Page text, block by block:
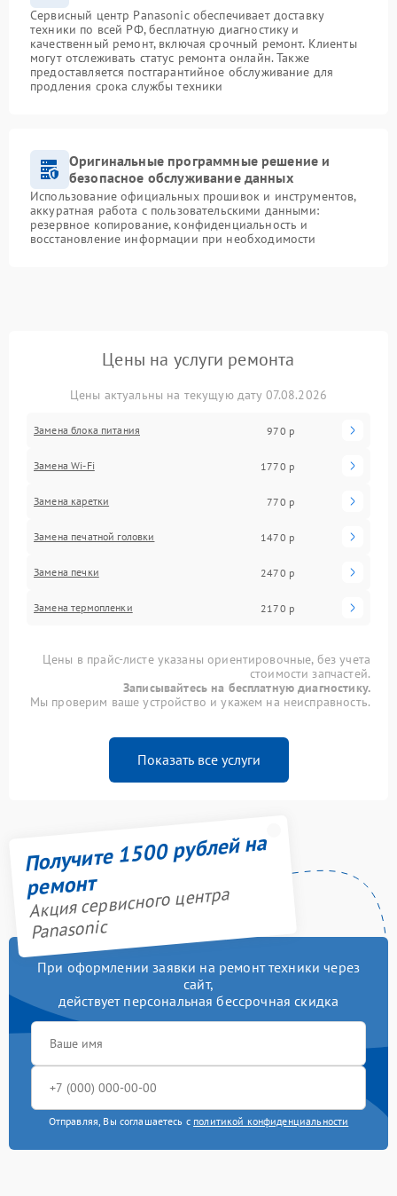
Сервисный центр Panasonic обеспечивает доставку
техники по всей РФ, бесплатную диагностику и
качественный ремонт, включая срочный ремонт. Клиенты
могут отслеживать статус ремонта онлайн. Также
предоставляется постгарантийное обслуживание для
продления срока службы техники
Оригинальные программные решение и
безопасное обслуживание данных
Использование официальных прошивок и инструментов,
аккуратная работа с пользовательскими данными:
резервное копирование, конфиденциальность и
восстановление информации при необходимости
Цены на услуги ремонта
Цены актуальны на текущую дату 07.08.2026
Замена блока питания 970 р
Замена Wi-Fi 1770 р
Замена каретки 770 р
Замена печатной головки 1470 р
Замена печки 2470 р
Замена термопленки 2170 р
Цены в прайс-листе указаны ориентировочные, без учета
стоимости запчастей.
Записывайтесь на бесплатную диагностику.
Мы проверим ваше устройство и укажем на неисправность.
Показать все услуги
Получите 1500 рублей на
ремонт
Акция сервисного центра
Panasonic
При оформлении заявки на ремонт техники через
сайт,
действует персональная бессрочная скидка
Отправляя, Вы соглашаетесь с политикой конфиденциальности